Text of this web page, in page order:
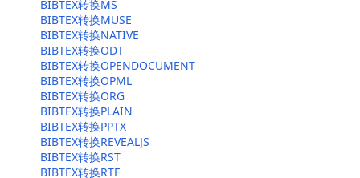
BIBTEX转换MS
BIBTEX转换MUSE
BIBTEX转换NATIVE
BIBTEX转换ODT
BIBTEX转换OPENDOCUMENT
BIBTEX转换OPML
BIBTEX转换ORG
BIBTEX转换PLAIN
BIBTEX转换PPTX
BIBTEX转换REVEALJS
BIBTEX转换RST
BIBTEX转换RTF